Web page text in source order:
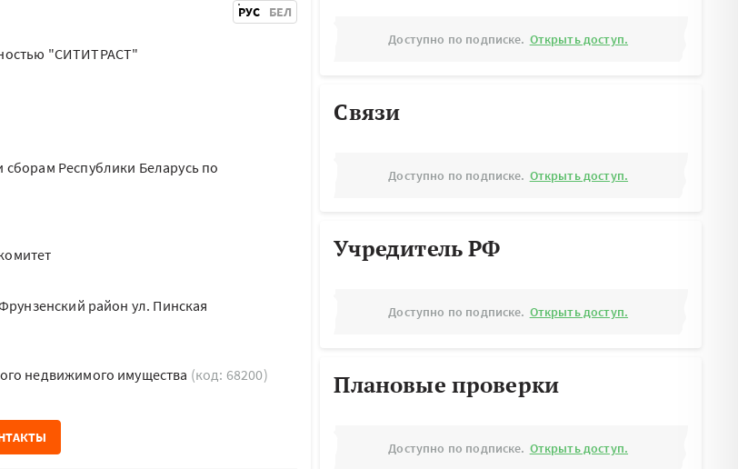
РУС БЕЛ
"СИТИТРАСТ"
Республики Беларусь по
район ул. Пинская
недвижимого имущества (код: 68200)
Доступно по подписке. Открыть доступ.
Связи
Доступно по подписке. Открыть доступ.
Учредитель РФ
Доступно по подписке. Открыть доступ.
Плановые проверки
Доступно по подписке. Открыть доступ.